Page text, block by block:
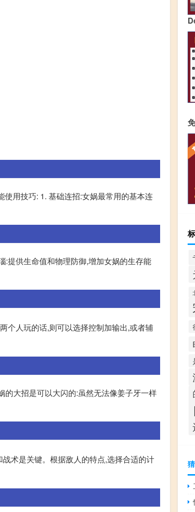
用技巧: 1. 基础连招:女娲最常用的基本连
:提供生命值和物理防御,增加女娲的生存能
个人玩的话,则可以选择控制加输出,或者辅
的大招是可以大闪的:虽然无法像姜子牙一样
战术是关键。根据敌人的特点,选择合适的计